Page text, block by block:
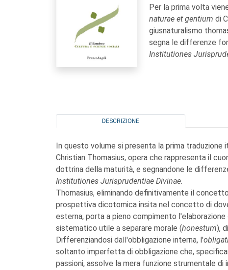
Per la prima volta
naturae et gentium di
giusnaturalismo
segna le differenze
Institutiones
DESCRIZIONE
In questo volume si presenta la prima traduzione
Christian Thomasius, opera che rappresenta il
dottrina della maturità, e segnandone le
Institutiones Jurisprudentiae Divinae.
Thomasius, eliminando definitivamente il
prospettiva dicotomica insita nel concetto di
esterna, porta a pieno compimento
sistematico utile a separare morale (honestum),
Differenziandosi dall'obbligazione interna, l'
soltanto imperfetta di obbligazione che,
passioni, assolve la mera funzione strumentale